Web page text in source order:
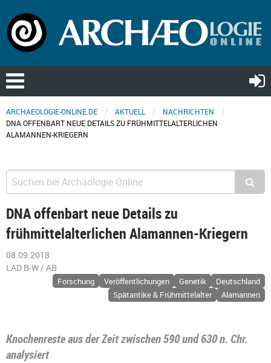
ARCHAEOLOGIE-ONLINE.DE AKTUELL
NACHRICHTEN
DNA OFFENBART NEUE DETAILS ZU FRÜHMITTELALTERLICHEN
ALAMANNEN-KRIEGERN
DNA offenbart neue Details zu
frühmittelalterlichen Alamannen-Kriegern
08.09.2018
LAD B-W / AB
Forschung Veröffentlichungen Genetik
Deutschland
Spätantike & Frühmittelalter
Alamannen
Knochenreste aus der Zeit zwischen 590 und 630 n. Chr.
analysiert